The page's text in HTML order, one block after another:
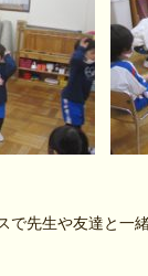
で先生や友達と